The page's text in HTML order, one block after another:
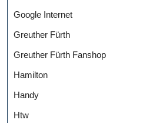
Google Internet
Greuther Fürth
Greuther Fürth Fanshop
Hamilton
Handy
Htw